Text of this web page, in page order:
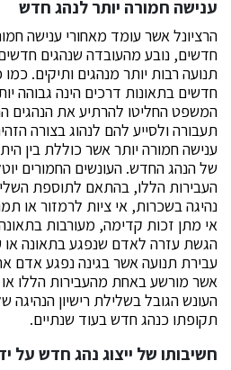
ענישה חמורה יותר לנהג חדש
הרציונל אשר עומד מאחורי ענישה
חדשים, נובע מהעובדה שנהגים
תנועה רבות יותר מנהגים ותיקים.
חדשים בתאונות דרכים הינה גבוהה
המשפט החליטו להרתיע את הנהגים
תעבורה ולסייע להם לנהוג בצורה
ענישה חמורה יותר אשר כוללת בין
של הנהג החדש. העונשים החמורים
העבירות הללו, בהתאם לתוספת
נהיגה בשכרות, אי ציות לרמזור או
אי מתן זכות קדימה, מעורבות
הגשת עזרה לאדם שנפגע בתאונה או
עבירת תנועה אשר בגינה נפגע אדם
אשר מורשע באחת מהעבירות הללו
העונש הגובל בשלילת רישיון הנהיגה
תקופתו כנהג חדש בעוד שנתיים.
חשיבותו של ייצוג נהג חדש על